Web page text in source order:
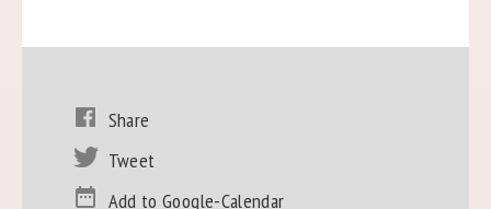
Share
Tweet
Add to Google-Calendar